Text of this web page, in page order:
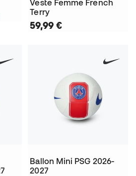
Veste Femme French
Terry
59,99 €
Ballon Mini PSG 2026-
2027